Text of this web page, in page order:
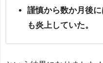
謹慎から数か月後
も炎上していた。